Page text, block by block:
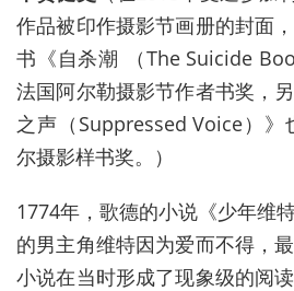
作品被印作摄影节画册的封面
书《自杀潮 （The Suicide
法国阿尔勒摄影节作者书奖，
之声（Suppressed Voice）》
尔摄影样书奖。）
1774年，歌德的小说《少年维
的男主角维特因为爱而不得，
小说在当时形成了现象级的阅